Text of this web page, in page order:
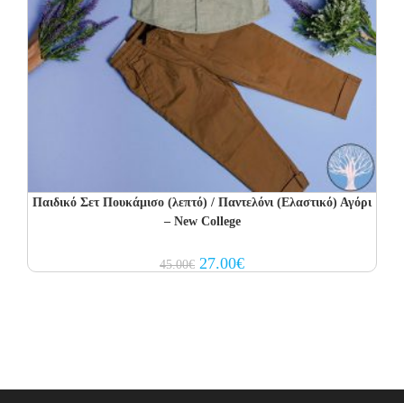
Παιδικό Σετ Πουκάμισο (λεπτό) / Παντελόνι (Ελαστικό) Αγόρι
– New College
45.00€ Original
price
27.00€Current
price